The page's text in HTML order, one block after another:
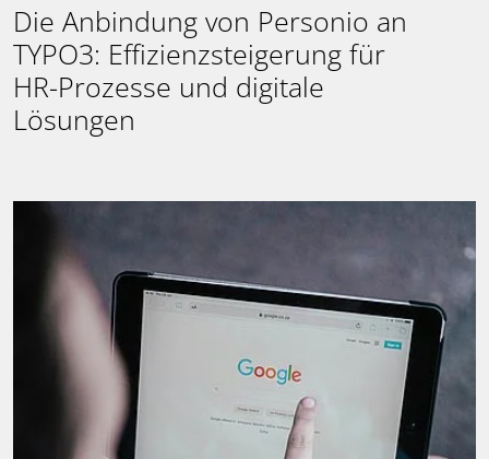
Die Anbindung von Personio an
TYPO3: Effizienzsteigerung für
HR-Prozesse und digitale
Lösungen